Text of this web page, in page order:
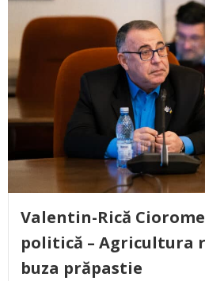
Valentin-Rică
politică – Agricultura
buza prăpastie